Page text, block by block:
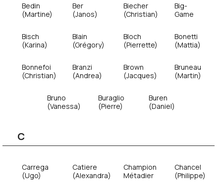
Bedin
(Martine)
Ber
(Janos)
Biecher
(Christian)
Big-
Game
Bisch
(Karina)
Blain
(Grégory)
Bloch
(Pierrette)
Bonetti
(Mattia)
Bonnefoi
(Christian)
Branzi
(Andrea)
Brown
(Jacques)
Bruneau
(Martin)
Bruno
(Vanessa)
Buraglio
(Pierre)
Buren
(Daniel)
C
Carrega
(Ugo)
Catiere
(Alexandra)
Champion
Métadier
Chancel
(Philippe)